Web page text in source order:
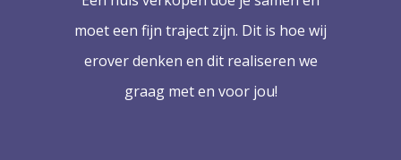
moet een fijn traject zijn. Dit is hoe wij
erover denken en dit realiseren we
graag met en voor jou!